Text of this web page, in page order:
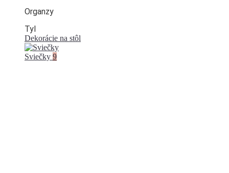
Organzy
Tyl
Dekorácie na stôl
Sviečky 9